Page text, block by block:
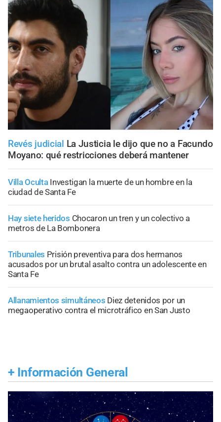
Revés judicial La Justicia le dijo que no a Facundo
Moyano: qué restricciones deberá mantener
Villa Oculta Investigan la muerte de un hombre en la
ciudad de Santa Fe
Hay siete heridos Chocaron un tren y un colectivo a
metros de La Bombonera
Tribunales Prisión preventiva para dos hermanos
acusados por un brutal asalto contra un adolescente en
Santa Fe
Allanamientos simultáneos Diez detenidos por un
megaoperativo contra el microtráfico en San Justo
+ Información General